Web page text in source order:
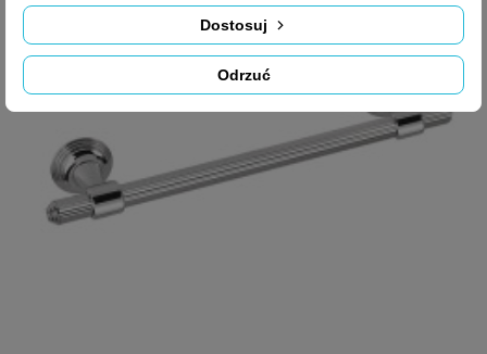
Odrzuć
Dostosuj